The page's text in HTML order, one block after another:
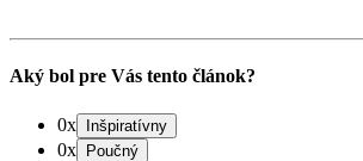
Aký bol pre Vás tento článok?
0x
0x